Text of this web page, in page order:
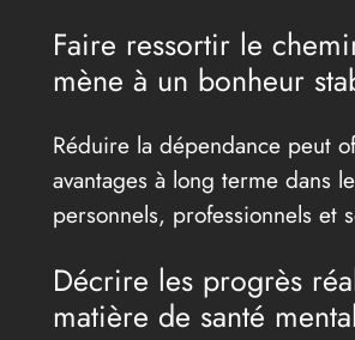
Faire ressortir le
mène à un bonheur
Réduire la dépendance peut
avantages à long terme dans
personnels, professionnels et
Décrire les progrès
matière de santé